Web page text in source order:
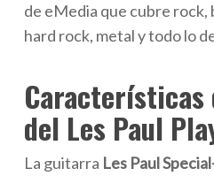
de eMedia que cubre rock,
hard rock, metal y todo lo
Características
del Les Paul
La guitarra Les Paul